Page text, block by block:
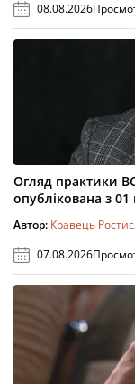
08.08.2026
Огляд практики
опублікована з
Автор: Кравець
07.08.2026